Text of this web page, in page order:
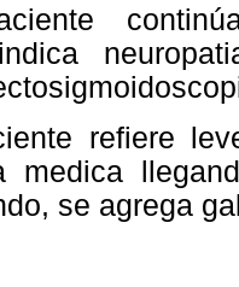
refiere
medica
se agrega